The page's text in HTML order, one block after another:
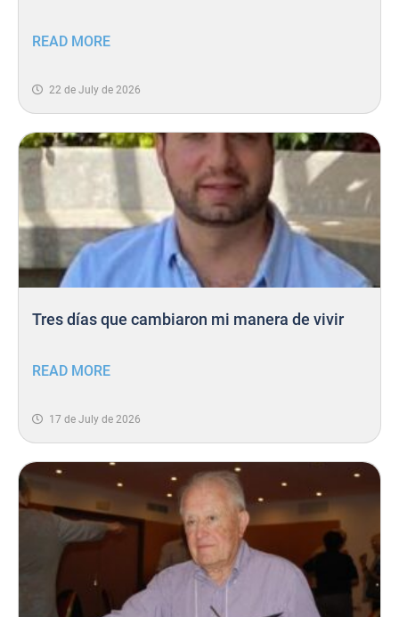
READ MORE
22 de July de 2026
Tres días que cambiaron mi manera de vivir
READ MORE
17 de July de 2026